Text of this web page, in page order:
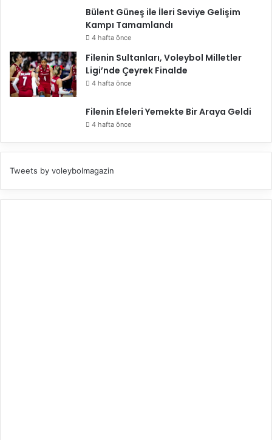
Bülent Güneş ile İleri Seviye Gelişim
Kampı Tamamlandı
4 hafta önce
Filenin Sultanları, Voleybol Milletler
Ligi’nde Çeyrek Finalde
4 hafta önce
Filenin Efeleri Yemekte Bir Araya Geldi
4 hafta önce
Tweets by voleybolmagazin